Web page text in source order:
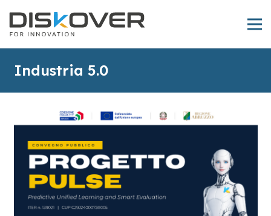
Industria 5.0